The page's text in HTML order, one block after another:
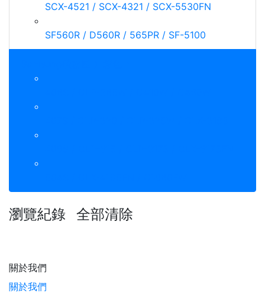
SCX-4521 / SCX-4321 / SCX-5530FN
SF560R / D560R / 565PR / SF-5100
瀏覽紀錄 全部清除
關於我們
關於我們